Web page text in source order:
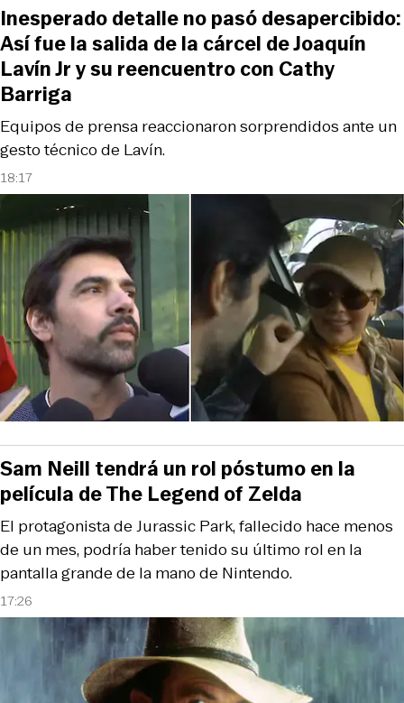
18:17
Equipos de prensa reaccionaron sorprendidos ante un
gesto técnico de Lavín.
Inesperado detalle no pasó desapercibido:
Así fue la salida de la cárcel de Joaquín
Lavín Jr y su reencuentro con Cathy
Barriga
17:26
El protagonista de Jurassic Park, fallecido hace menos
de un mes, podría haber tenido su último rol en la
pantalla grande de la mano de Nintendo.
Sam Neill tendrá un rol póstumo en la
película de The Legend of Zelda